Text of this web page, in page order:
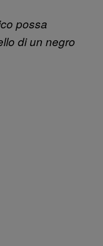
possa
di un negro